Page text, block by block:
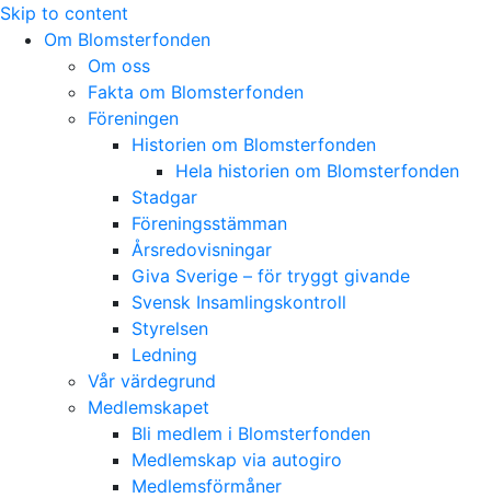
Skip to content
Om Blomsterfonden
Om oss
Fakta om Blomsterfonden
Föreningen
Historien om Blomsterfonden
Hela historien om Blomsterfonden
Stadgar
Föreningsstämman
Årsredovisningar
Giva Sverige – för tryggt givande
Svensk Insamlingskontroll
Styrelsen
Ledning
Vår värdegrund
Medlemskapet
Bli medlem i Blomsterfonden
Medlemskap via autogiro
Medlemsförmåner